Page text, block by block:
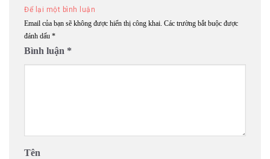
Để lại một bình luận
Email của bạn sẽ không được hiển thị công khai. Các trường bắt buộc được
đánh dấu *
Bình luận *
Tên